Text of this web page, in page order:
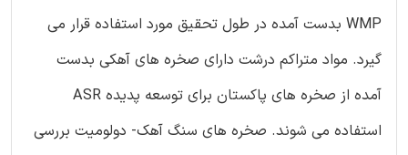
WMP بدست آمده در طول تحقیق مورد استفاده قرار می
گیرد. مواد متراکم درشت دارای صخره های آهکی بدست
آمده از صخره های پاکستان برای توسعه پدیده ASR
استفاده می شوند. صخره های سنگ آهک- دولومیت بررسی